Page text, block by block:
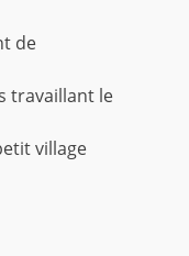
de
travaillant le
village